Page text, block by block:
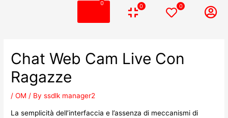
0 0 0
Chat Web Cam Live Con
Ragazze
/OM / Byssdlk manager2
La semplicità dell’interfaccia e l’assenza di meccanismi di